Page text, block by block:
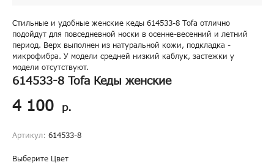
Стильные и удобные женские кеды 614533-8 Tofa отлично
подойдут для повседневной носки в осенне-весенний и летний
период. Верх выполнен из натуральной кожи, подкладка -
микрофибра. У модели средней низкий каблук, застежки у
модели отсутствуют.
614533-8 Tofa Кеды женские
4 100 р.
Артикул: 614533-8
Выберите Цвет